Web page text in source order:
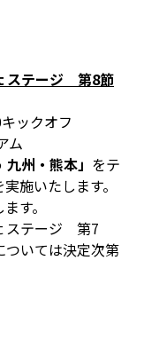
ステージ 第8節
ックオフ
ム
九州・熊本」 をテ
施いたします。
す。
ステージ 第7
いては決定次第